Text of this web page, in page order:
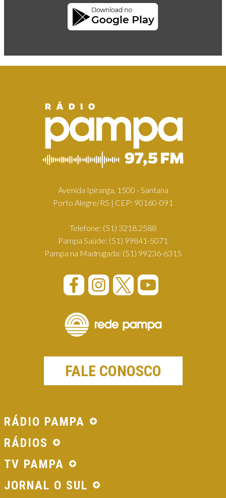
Avenida Ipiranga, 1500 - Santana
Porto Alegre/RS | CEP: 90160-091
Telefone: (51) 3218.2588
Pampa Saúde: (51) 99841-5071
Pampa na Madrugada: (51) 99236-6315
FALE CONOSCO
RÁDIO PAMPA
RÁDIOS
TV PAMPA
JORNAL O SUL